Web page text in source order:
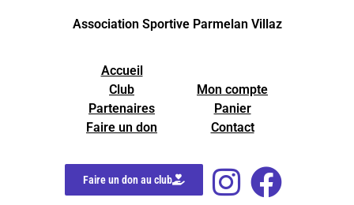
Association Sportive Parmelan Villaz
Accueil
Club
Partenaires
Faire un don
Mon compte
Panier
Contact
Faire un don au club